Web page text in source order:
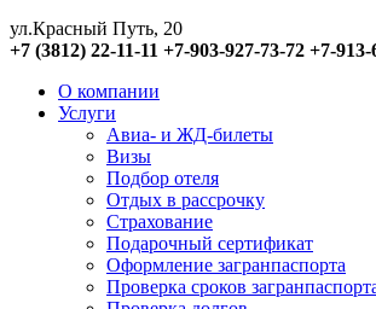
ул.Красный Путь, 20
+7 (3812) 22-11-11 +7-903-927-73-72 +7-913-
О компании
Услуги
Авиа- и ЖД-билеты
Визы
Подбор отеля
Отдых в рассрочку
Страхование
Подарочный сертификат
Оформление загранпаспорта
Проверка сроков